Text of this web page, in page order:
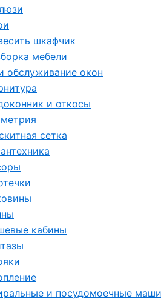
шкафчик
мебели
обслуживание окон
и откосы
сетка
кабины
и посудомоечные